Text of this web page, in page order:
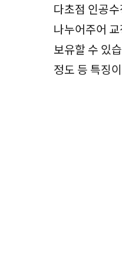
다초점 인공
나누어주어
보유할 수 있
정도 등 특징